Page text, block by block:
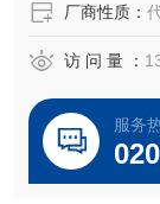
厂商性质：
访 问 量 ：
服务